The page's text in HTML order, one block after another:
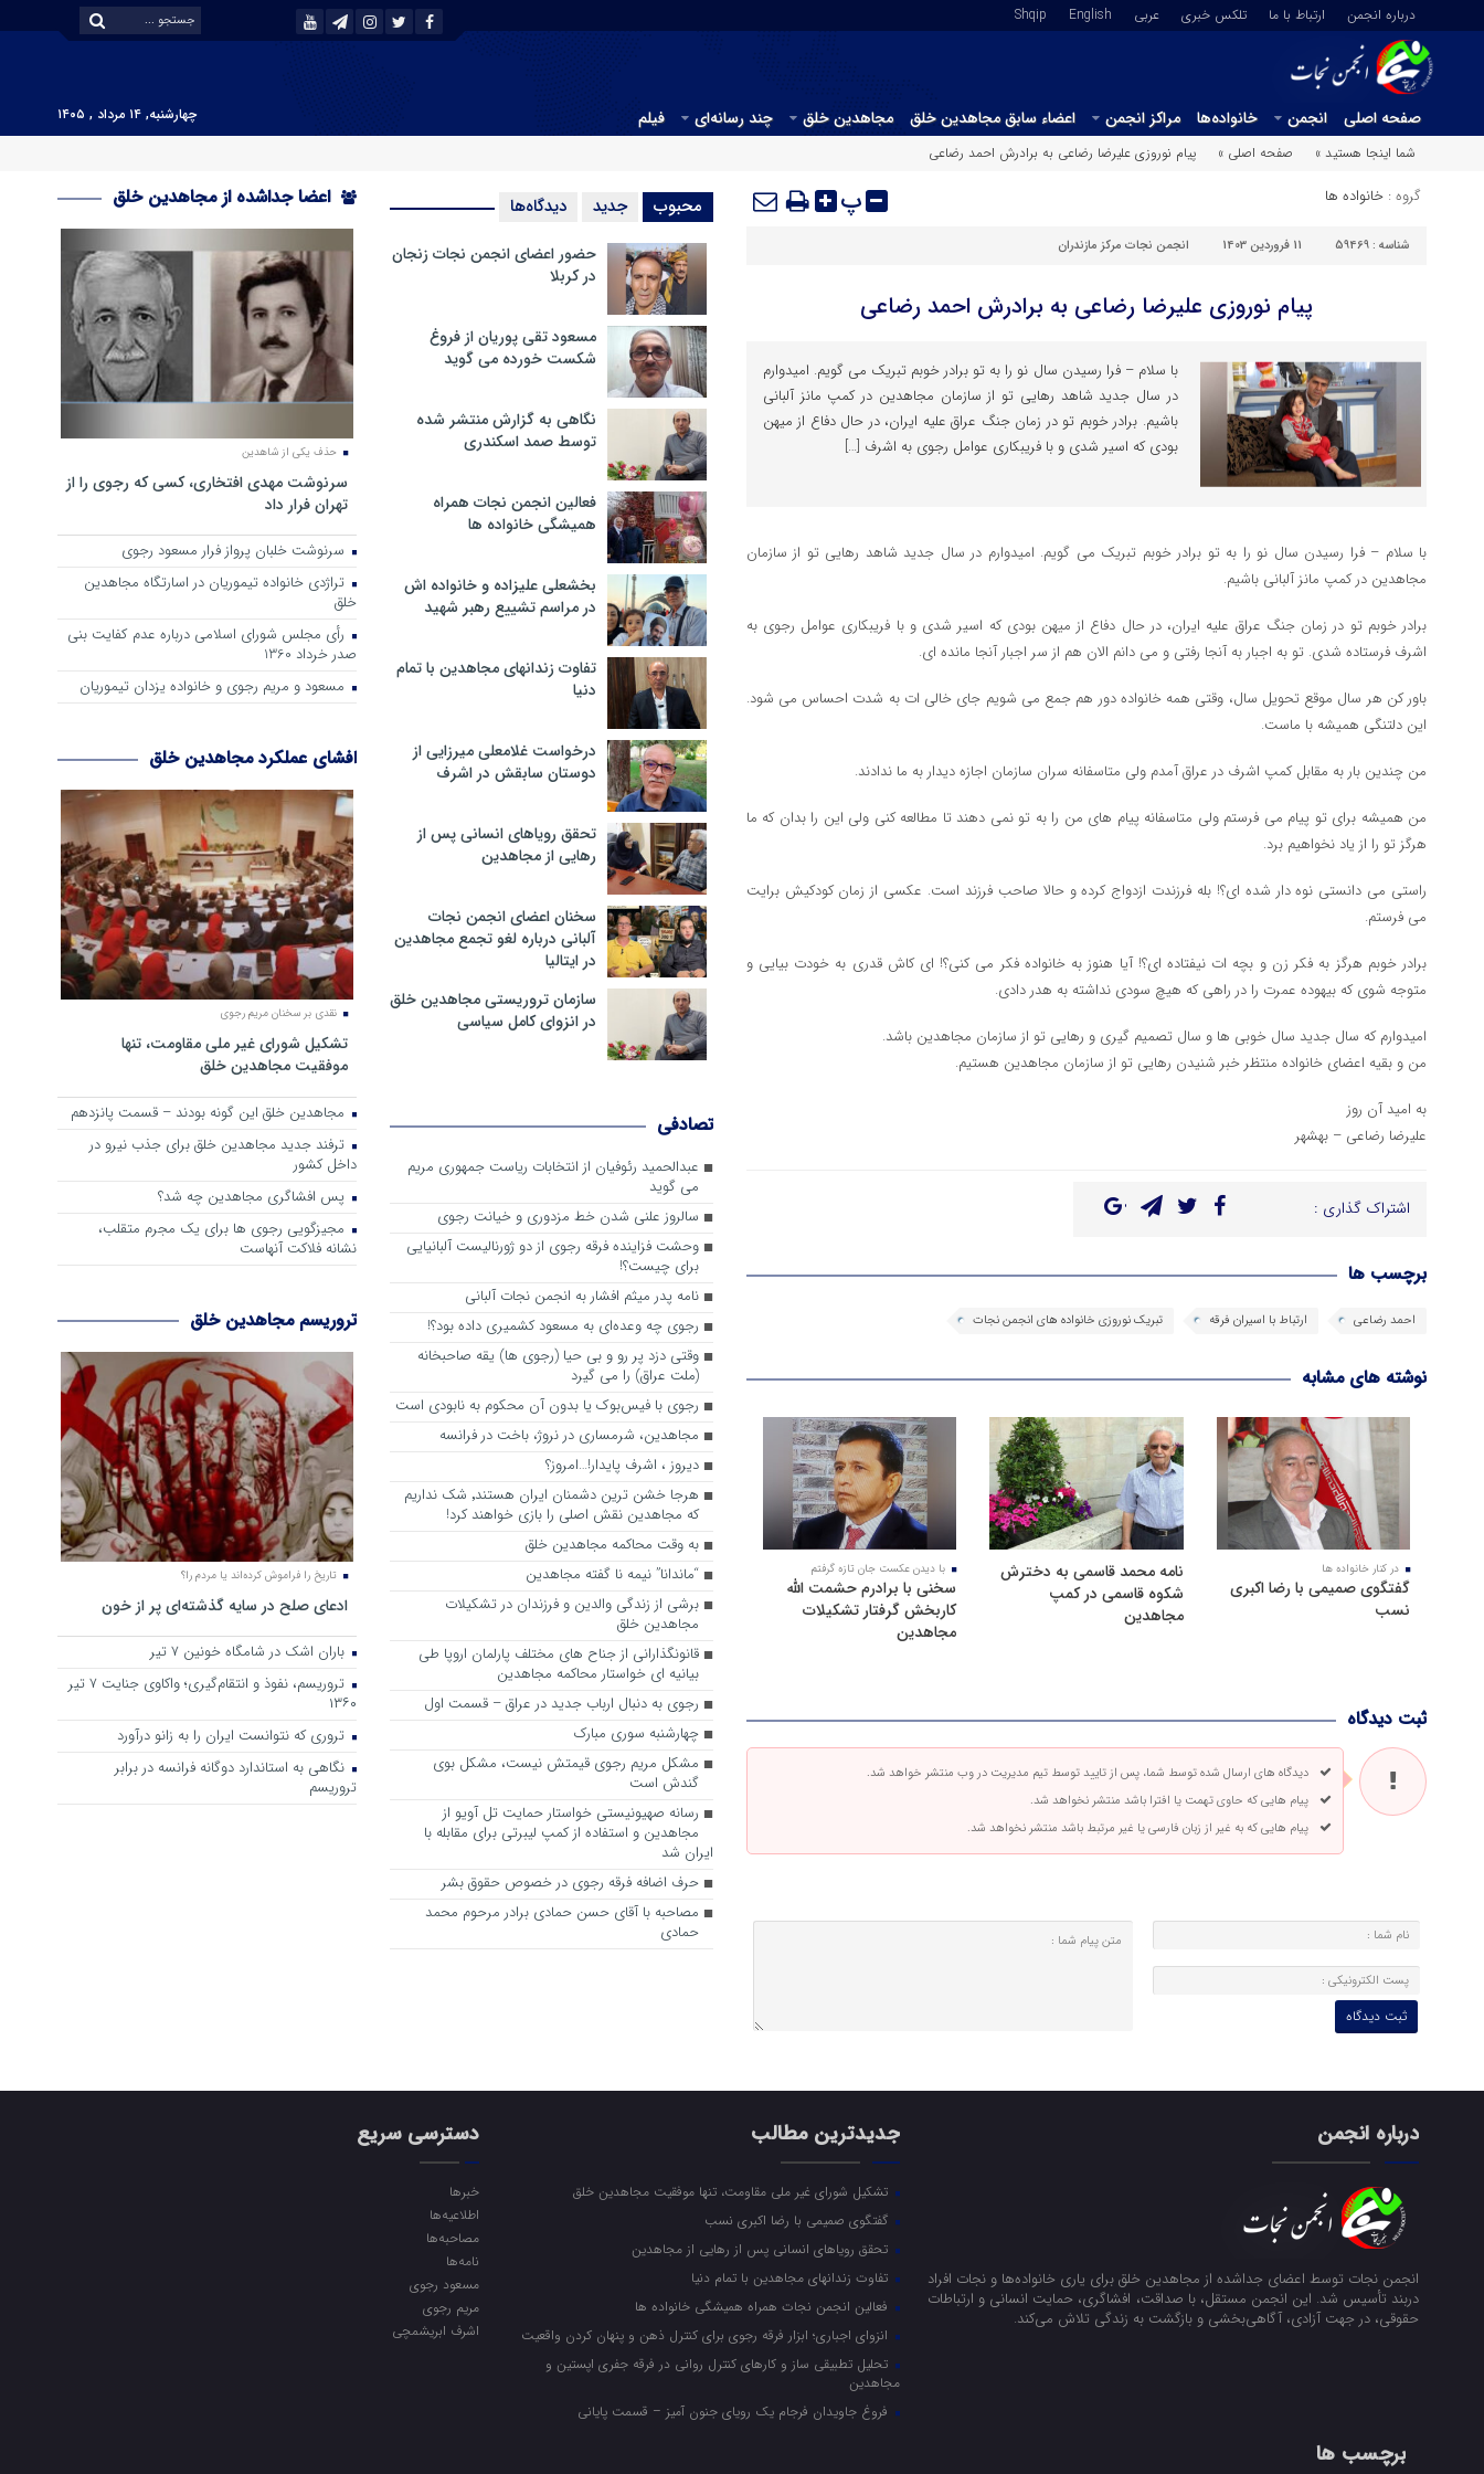
درباره انجمن ارتباط با ما تلکس خبری عربي English
Shqip
صفحه اصلی انجمن خانواده‌ها مراکز انجمن اعضاء سابق مجاهدین خلق مجاهدین خلق چند رسانه‌ای فیلم
چهارشنبه, ۱۴ مرداد , ۱۴۰۵
شما اینجا هستید »
صفحه اصلی » پیام نوروزی علیرضا رضاعی به برادرش احمد رضاعی
گروه : خانواده ها پ
شناسه : 59469 11 فروردین 1403 انجمن نجات مرکز مازندران
پیام نوروزی علیرضا رضاعی به برادرش احمد رضاعی
با سلام – فرا رسیدن سال نو را به تو برادر خوبم تبریک می گویم. امیدوارم
در سال جدید شاهد رهایی تو از سازمان مجاهدین در کمپ مانز آلبانی
باشیم. برادر خوبم تو در زمان جنگ عراق علیه ایران، در حال دفاع از میهن
بودی که اسیر شدی و با فریبکاری عوامل رجوی به اشرف […]
با سلام – فرا رسیدن سال نو را به تو برادر خوبم تبریک می گویم. امیدوارم در سال جدید شاهد رهایی تو از سازمان
مجاهدین در کمپ مانز آلبانی باشیم.
برادر خوبم تو در زمان جنگ عراق علیه ایران، در حال دفاع از میهن بودی که اسیر شدی و با فریبکاری عوامل رجوی به
اشرف فرستاده شدی. تو به اجبار به آنجا رفتی و می دانم الان هم از سر اجبار آنجا مانده ای.
باور کن هر سال موقع تحویل سال، وقتی همه خانواده دور هم جمع می شویم جای خالی ات به شدت احساس می شود.
این دلتنگی همیشه با ماست.
من چندین بار به مقابل کمپ اشرف در عراق آمدم ولی متاسفانه سران سازمان اجازه دیدار به ما ندادند.
من همیشه برای تو پیام می فرستم ولی متاسفانه پیام های من را به تو نمی دهند تا مطالعه کنی ولی این را بدان که ما
هرگز تو را از یاد نخواهیم برد.
راستی می دانستی نوه دار شده ای؟! بله فرزندت ازدواج کرده و حالا صاحب فرزند است. عکسی از زمان کودکیش برایت
می فرستم.
برادر خوبم هرگز به فکر زن و بچه ات نیفتاده ای؟! آیا هنوز به خانواده فکر می کنی؟! ای کاش قدری به خودت بیایی و
متوجه شوی که بیهوده عمرت را در راهی که هیچ سودی نداشته به هدر دادی.
امیدوارم که سال جدید سال خوبی ها و سال تصمیم گیری و رهایی تو از سازمان مجاهدین باشد.
من و بقیه اعضای خانواده منتظر خبر شنیدن رهایی تو از سازمان مجاهدین هستیم.
به امید آن روز
علیرضا رضاعی – بهشهر
اشتراک گذاری :
برچسب ها
احمد رضاعی ارتباط با اسیران فرقه تبریک نوروزی خانواده های انجمن نجات
نوشته های مشابه
در کنار خانواده ها
گفتگوی صمیمی با رضا اکبری
نسب
نامه محمد قاسمی به دخترش
شکوه قاسمی در کمپ
مجاهدین
با دیدن عکست جان تازه گرفتم
سخنی با برادرم حشمت الله
کاربخش گرفتار تشکیلات
مجاهدین
ثبت دیدگاه
دیدگاه های ارسال شده توسط شما، پس از تایید توسط تیم مدیریت در وب منتشر خواهد شد.
پیام هایی که حاوی تهمت یا افترا باشد منتشر نخواهد شد.
پیام هایی که به غیر از زبان فارسی یا غیر مرتبط باشد منتشر نخواهد شد.
محبوب جدید دیدگاه‌ها
حضور اعضای انجمن نجات زنجان
در کربلا
مسعود تقی پوریان از فروغ
شکست خورده می گوید
نگاهی به گزارش منتشر شده
توسط صمد اسکندری
فعالین انجمن نجات همراه
همیشگی خانواده ها
بخشعلی علیزاده و خانواده اش
در مراسم تشییع رهبر شهید
تفاوت زندانهای مجاهدین با تمام
دنیا
درخواست غلامعلی میرزایی از
دوستان سابقش در اشرف
تحقق رویاهای انسانی پس از
رهایی از مجاهدین
سخنان اعضای انجمن نجات
آلبانی درباره لغو تجمع مجاهدین
در ایتالیا
سازمان تروریستی مجاهدین خلق
در انزوای کامل سیاسی
تصادفی
عبدالحمید رئوفیان از انتخابات ریاست جمهوری مریم
می گوید
سالروز علنی شدن خط مزدوری و خیانت رجوی
وحشت فزاینده فرقه رجوی از دو ژورنالیست آلبانیایی
برای چیست؟!
نامه پدر میثم افشار به انجمن نجات آلبانی
رجوی چه وعده‌ای به مسعود کشمیری داده بود؟!
وقتی دزد پر رو و بی حیا (رجوی ها) یقه صاحبخانه
(ملت عراق) را می گیرد
رجوی با فیس‌بوک یا بدون آن محکوم به نابودی است
مجاهدین، شرم‎ساری در نروژ، باخت در فرانسه
ديروز ، اشرف پايدار!…امروز؟
هرجا خشن ترین دشمنان ایران هستند٬ شک نداریم
که مجاهدین نقش اصلی را بازی خواهند کرد!
به وقت محاکمه مجاهدین خلق
“ماندانا” نیمه نا گفته مجاهدین
برشی از زندگی والدین و فرزندان در تشکیلات
مجاهدین خلق
قانونگذارانی از جناح های مختلف پارلمان اروپا طی
بیانیه ای خواستار محاکمه مجاهدین
رجوی به دنبال ارباب جدید در عراق – قسمت اول
چهارشنبه سوری مبارک
مشکل مریم رجوی قیمتش نیست، مشکل بوی
گندش است
رسانه صهیونیستی خواستار حمایت تل آویو از
مجاهدین و استفاده از کمپ لیبرتی برای مقابله با
ایران شد
حرف اضافه فرقه رجوی در خصوص حقوق بشر
مصاحبه با آقای حسن حمادی برادر مرحوم محمد
حمادی
اعضا جداشده از مجاهدین خلق
حذف یکی از شاهدین
سرنوشت مهدی افتخاری، کسی که رجوی را از
تهران فرار داد
سرنوشت خلبان پرواز فرار مسعود رجوی
تراژدی خانواده تیموریان در اسارتگاه مجاهدین
خلق
رأی مجلس شورای اسلامی درباره عدم كفایت بنی
صدر خرداد 1360
مسعود و مریم رجوی و خانواده یزدان تیموریان
افشای عملکرد مجاهدین خلق
نقدی بر سخنان مریم رجوی
تشکیل شورای غیر ملی مقاومت، تنها
موفقیت مجاهدین خلق
مجاهدین خلق این گونه بودند – قسمت پانزدهم
ترفند جدید مجاهدین خلق برای جذب نیرو در
داخل کشور
پس افشاگری مجاهدین چه شد؟
مجیزگویی رجوی ها برای یک مجرم متقلب،
نشانه فلاکت آنهاست
تروریسم مجاهدین خلق
تاریخ را فراموش کرده‌اند یا مردم را؟
ادعای صلح در سایه گذشته‌ای پر از خون
باران اشک در شامگاه خونین 7 تیر
تروریسم، نفوذ و انتقام‌گیری؛ واکاوی جنایت ۷ تیر
۱۳۶۰
تروری که نتوانست ایران را به زانو درآورد
نگاهی به استاندارد دوگانه فرانسه در برابر
تروریسم
درباره انجمن
انجمن نجات توسط اعضای جداشده از مجاهدین خلق برای یاری خانواده‌ها و نجات افراد
دربند تأسیس شد. این انجمن مستقل، با صداقت، افشاگری، حمایت انسانی و ارتباطات
حقوقی، در جهت آزادی، آگاهی‌بخشی و بازگشت به زندگی تلاش می‌کند.
جدیدترین مطالب
تشکیل شورای غیر ملی مقاومت، تنها موفقیت مجاهدین خلق
گفتگوی صمیمی با رضا اکبری نسب
تحقق رویاهای انسانی پس از رهایی از مجاهدین
تفاوت زندانهای مجاهدین با تمام دنیا
فعالین انجمن نجات همراه همیشگی خانواده ها
انزوای اجباری؛ ابزار فرقه رجوی برای کنترل ذهن و پنهان کردن واقعیت
تحلیل تطبیقی ساز و کارهای کنترل روانی در فرقه جفری اپستین و
مجاهدین
فروغ جاویدان فرجام یک رویای جنون آمیز – قسمت پایانی
دسترسی سریع
خبرها
اطلاعیه‌ها
مصاحبه‌ها
نامه‌ها
مسعود رجوی
مریم رجوی
اشرف ابریشمچی
برچسب ها